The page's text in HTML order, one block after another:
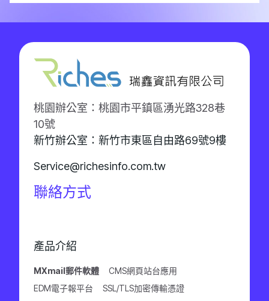
桃園辦公室：桃園市平鎮區湧光路328巷
10號
新竹辦公室：新竹市東區自由路69號9樓
Service@richesinfo.com.tw
聯絡方式
產品介紹
MXmail郵件軟體
CMS網頁站台應用
EDM電子報平台
SSL/TLS加密傳輸憑證